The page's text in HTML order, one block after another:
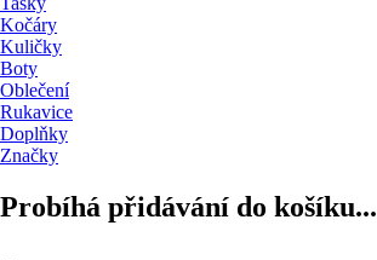
Kočáry
Kuličky
Boty
Oblečení
Rukavice
Doplňky
Značky
Probíhá přidávání do košíku...